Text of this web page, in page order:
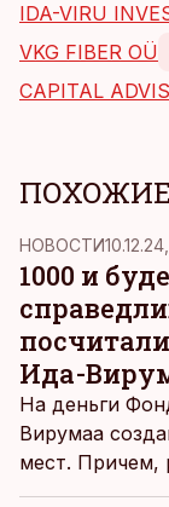
VKG FIBER OÜ
CAPITAL
НОВОСТИ
1000 и
Ида-
На деньги
Вирумаа
мест. Причем,
утвержденных